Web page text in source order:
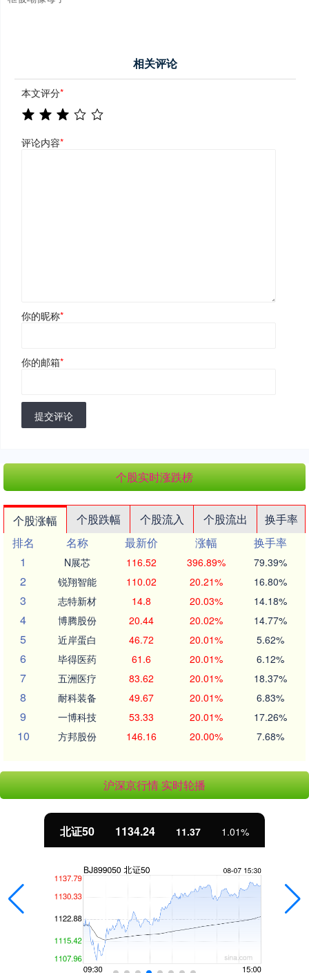
相关评论
本文评分*
评论内容*
你的昵称*
你的邮箱*
提交评论
个股实时涨跌榜
个股涨幅 个股跌幅 个股流入 个股流出
换手率
排名
名称 最新价 涨幅
换手率
1
N展芯 116.52 396.89% 79.39%
2 锐翔智能 110.02 20.21% 16.80%
3 志特新材 14.8 20.03% 14.18%
4 博腾股份 20.44 20.02% 14.77%
5 近岸蛋白 46.72 20.01% 5.62%
6 毕得医药 61.6 20.01% 6.12%
7 五洲医疗 83.62 20.01% 18.37%
8 耐科装备 49.67 20.01% 6.83%
9 一博科技 53.33 20.01% 17.26%
10 方邦股份 146.16 20.00% 7.68%
沪深京行情 实时轮播
北证50 1134.24 11.37 1.01%